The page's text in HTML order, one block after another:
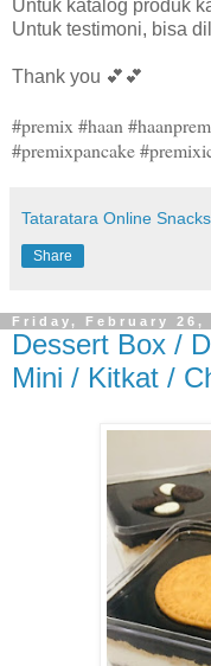
Untuk katalog produk
Untuk testimoni, bisa
Thank you 💕💕
#premix #haan
#premixpancake
Tataratara Online Snacks
Share
Friday, February 26,
Dessert Box /
Mini / Kitkat /